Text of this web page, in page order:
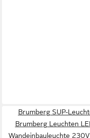
Brumberg SUP-
Brumberg Leuchten
Wandeinbauleuchte